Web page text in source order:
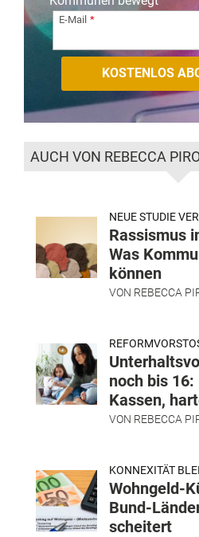
E-Mail
AUCH VON REBECCA
NEUE STUDIE
Rassismus
Was
können
VON REBECCA
noch bis
Kassen,
VON REBECCA
KONNEXITÄT
Wohngeld-
Bund-
scheitert